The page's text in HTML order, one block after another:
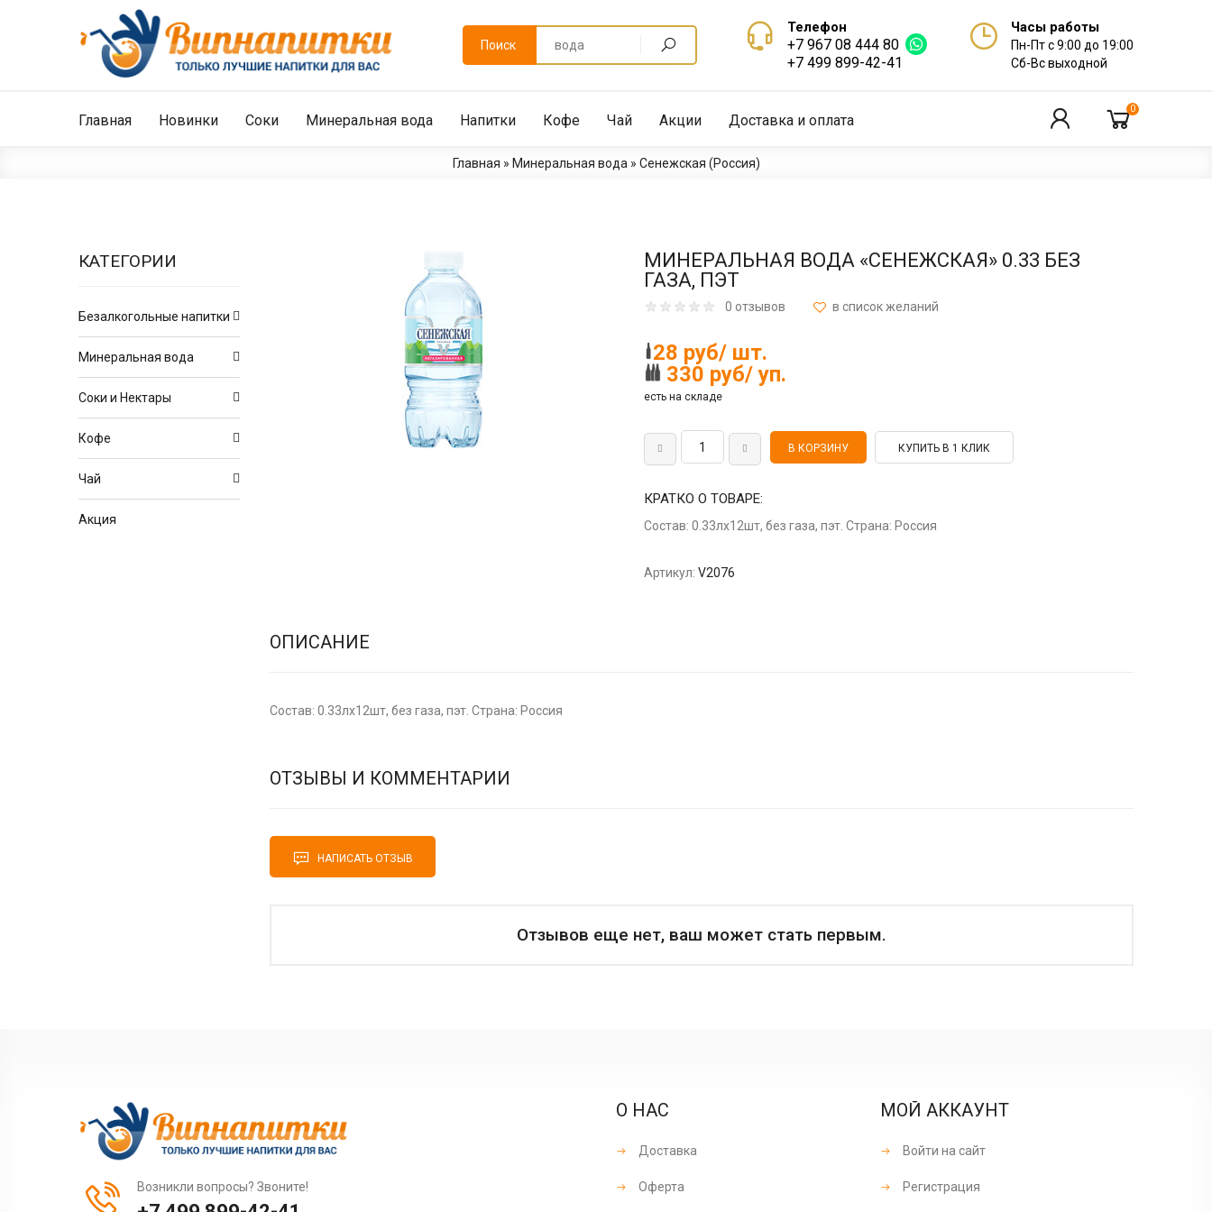
Телефон
+7 967 08 444 80
+7 499 899-42-41
Часы работы
Пн-Пт с 9:00 до 19:00
Сб-Вс выходной
Поиск
Главная Новинки Соки Минеральная вода Напитки Кофе Чай Акции Доставка и оплата
0
Главная » Минеральная вода » Сенежская (Россия)
МИНЕРАЛЬНАЯ ВОДА «СЕНЕЖСКАЯ» 0.33 БЕЗ
ГАЗА, ПЭТ
0 отзывов
28 руб/ шт.
330 руб/ уп.
есть на складе
КУПИТЬ В 1 КЛИК
КРАТКО О ТОВАРЕ:
Состав: 0.33лх12шт, без газа, пэт. Страна: Россия
Артикул: V2076
ОПИСАНИЕ
Состав: 0.33лх12шт, без газа, пэт. Страна: Россия
ОТЗЫВЫ И КОММЕНТАРИИ
НАПИСАТЬ ОТЗЫВ
Отзывов еще нет, ваш может стать первым.
КАТЕГОРИИ
Безалкогольные напитки
Минеральная вода
Соки и Нектары
Кофе
Чай
Акция
Возникли вопросы? Звоните!
О НАС
Доставка
Оферта
МОЙ АККАУНТ
Войти на сайт
Регистрация